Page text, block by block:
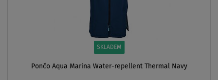
SKLADEM
Pončo Aqua Marina Water-repellent Thermal Navy